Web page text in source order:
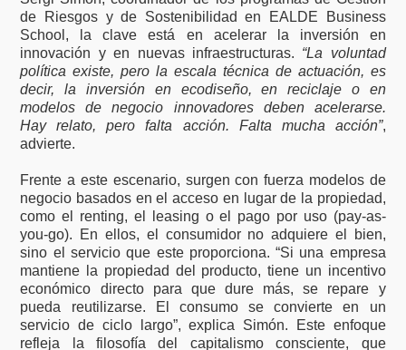
de Riesgos y de Sostenibilidad en EALDE Business
School, la clave está en acelerar la inversión en
innovación y en nuevas infraestructuras. “La voluntad
política existe, pero la escala técnica de actuación, es
decir, la inversión en ecodiseño, en reciclaje o en
modelos de negocio innovadores deben acelerarse.
Hay relato, pero falta acción. Falta mucha acción”,
advierte.
Frente a este escenario, surgen con fuerza modelos de
negocio basados en el acceso en lugar de la propiedad,
como el renting, el leasing o el pago por uso (pay-as-
you-go). En ellos, el consumidor no adquiere el bien,
sino el servicio que este proporciona. “Si una empresa
mantiene la propiedad del producto, tiene un incentivo
económico directo para que dure más, se repare y
pueda reutilizarse. El consumo se convierte en un
servicio de ciclo largo”, explica Simón. Este enfoque
refleja la filosofía del capitalismo consciente, que